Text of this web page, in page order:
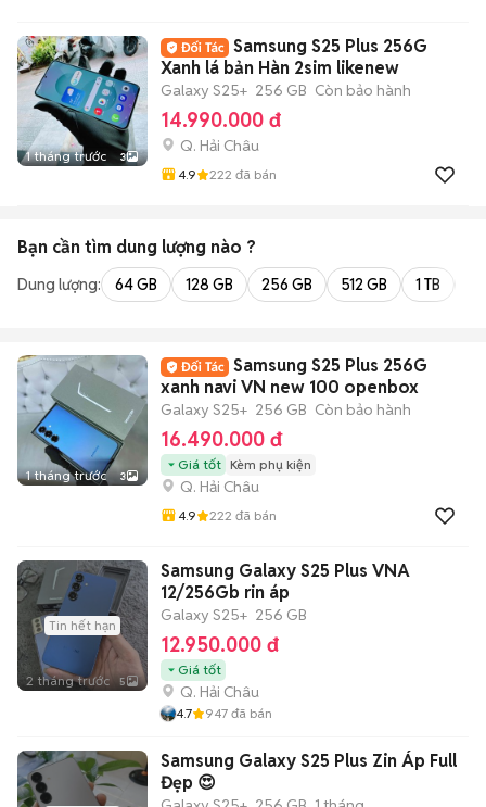
1 tháng trước 3
Samsung S25 Plus 256G
Xanh lá bản Hàn 2sim likenew
Galaxy S25+ 256 GB Còn bảo hành
14.990.000 đ
Q. Hải Châu
4.9 222 đã bán
Bạn cần tìm dung lượng nào ?
Dung lượng: 64 GB 128 GB 256 GB 512 GB 1 TB
1 tháng trước 3
Samsung S25 Plus 256G
xanh navi VN new 100 openbox
Galaxy S25+ 256 GB Còn bảo hành
16.490.000 đ
Giá tốt Kèm phụ kiện
Q. Hải Châu
4.9 222 đã bán
Tin hết hạn
2 tháng trước 5
Samsung Galaxy S25 Plus VNA
12/256Gb rin áp
Galaxy S25+ 256 GB
12.950.000 đ
Giá tốt
Q. Hải Châu
4.7 947 đã bán
Samsung Galaxy S25 Plus Zin Áp Full
Đẹp 😍